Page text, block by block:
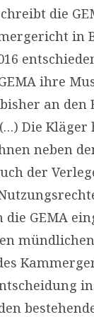
die
in
ihre
an den
Die Kläger
neben
der
die GEMA
mündlichen